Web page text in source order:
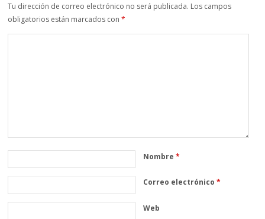
Tu dirección de correo electrónico no será publicada. Los campos
obligatorios están marcados con*
Nombre*
Correo electrónico*
Web